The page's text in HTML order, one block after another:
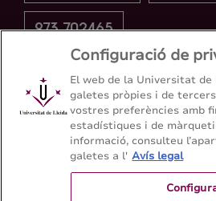
973 702465
Configuració de
El web de la Universitat
galetes pròpies i de
vostres preferències amb
estadístiques i de
informació, consulteu
galetes a l' Avís legal